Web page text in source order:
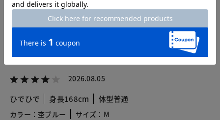
2026.08.05
ひでひで 身長168cm 体型普通
カラー：杢ブルー
サイズ：M